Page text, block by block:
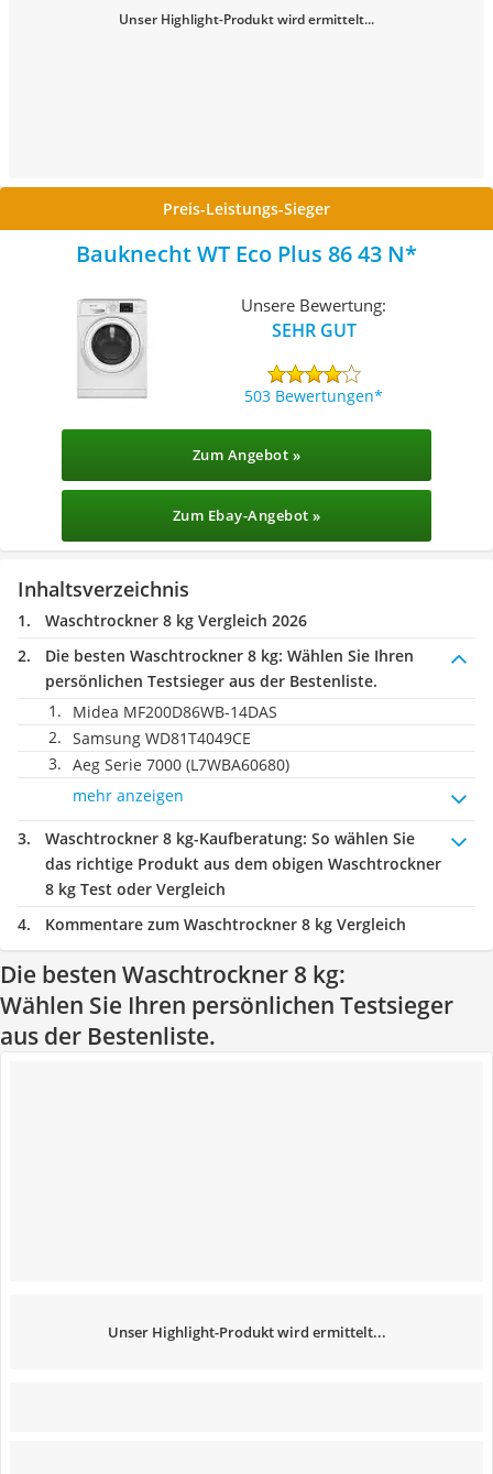
Unser Highlight-Produkt wird ermittelt...
Preis-Leistungs-Sieger
Bauknecht ‎WT Eco Plus 86 43 N
Unsere Bewertung:
SEHR GUT
503 Bewertungen
Zum Angebot »
Zum Ebay-Angebot »
Inhaltsverzeichnis
Waschtrockner 8 kg Vergleich 2026
Die besten Waschtrockner 8 kg: Wählen Sie Ihren
persönlichen Testsieger aus der Bestenliste.
Midea ‎MF200D86WB-14DAS
Samsung WD81T4049CE
Aeg Serie 7000 (L7WBA60680)
mehr anzeigen
Waschtrockner 8 kg-Kaufberatung: So wählen Sie
das richtige Produkt aus dem obigen Waschtrockner
8 kg Test oder Vergleich
Kommentare zum Waschtrockner 8 kg Vergleich
Die besten Waschtrockner 8 kg:
Wählen Sie Ihren persönlichen Testsieger
aus der Bestenliste.
Unser Highlight-Produkt wird ermittelt...